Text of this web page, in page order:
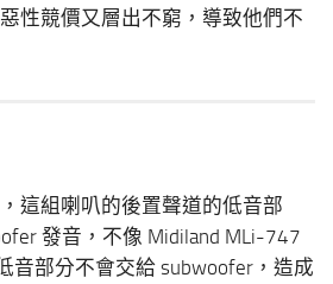
性競價又層出不窮，導致他們不
這組喇叭的後置聲道的低音部
發音，不像 Midiland MLi-747
音部分不會交給 subwoofer，造成